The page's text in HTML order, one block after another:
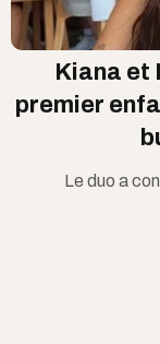
Kiana et
premier
Le duo a